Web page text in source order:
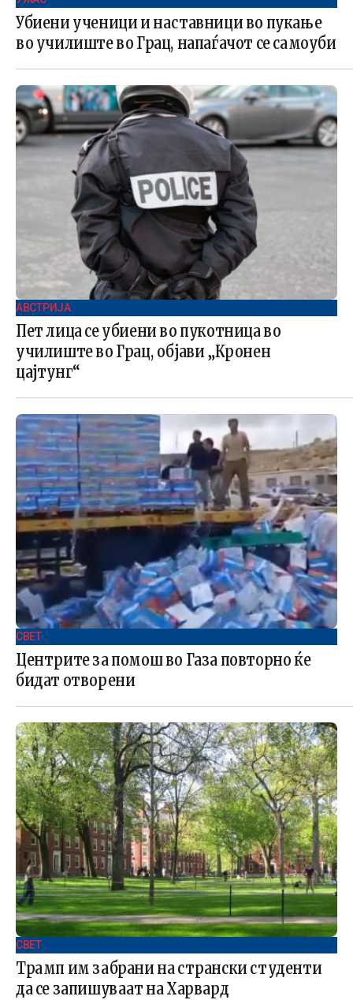
Убиени ученици и наставници во пукање
во училиште во Грац, напаѓачот се самоуби
АВСТРИЈА
Пет лица се убиени во пукотница во
училиште во Грац, објави „Кронен
цајтунг“
СВЕТ .
Центрите за помош во Газа повторно ќе
бидат отворени
СВЕТ .
Трамп им забрани на странски студенти
да се запишуваат на Харвард